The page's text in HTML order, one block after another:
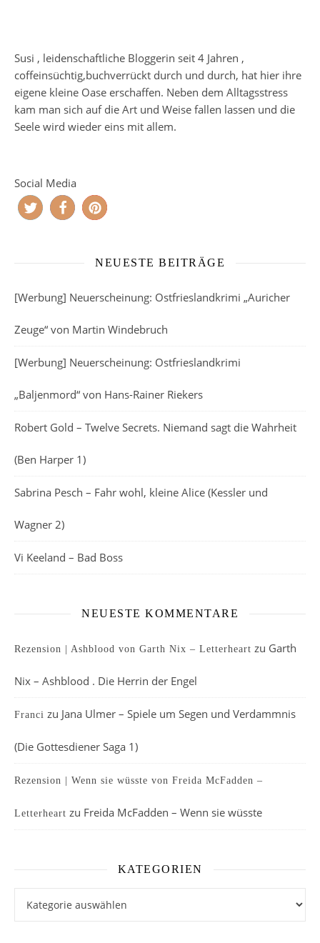
Susi , leidenschaftliche Bloggerin seit 4 Jahren ,
coffeinsüchtig,buchverrückt durch und durch, hat hier ihre
eigene kleine Oase erschaffen. Neben dem Alltagsstress
kam man sich auf die Art und Weise fallen lassen und die
Seele wird wieder eins mit allem.
Social Media
NEUESTE BEITRÄGE
[Werbung] Neuerscheinung: Ostfrieslandkrimi „Auricher
Zeuge“ von Martin Windebruch
[Werbung] Neuerscheinung: Ostfrieslandkrimi
„Baljenmord“ von Hans-Rainer Riekers
Robert Gold – Twelve Secrets. Niemand sagt die Wahrheit
(Ben Harper 1)
Sabrina Pesch – Fahr wohl, kleine Alice (Kessler und
Wagner 2)
Vi Keeland – Bad Boss
NEUESTE KOMMENTARE
Rezension | Ashblood von Garth Nix – Letterheart zu Garth
Nix – Ashblood . Die Herrin der Engel
Franci zu Jana Ulmer – Spiele um Segen und Verdammnis
(Die Gottesdiener Saga 1)
Rezension | Wenn sie wüsste von Freida McFadden –
Letterheart zu Freida McFadden – Wenn sie wüsste
KATEGORIEN